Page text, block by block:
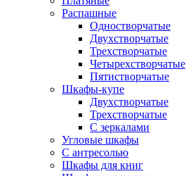
Распашные
Одностворчатые
Двухстворчатые
Трехстворчатые
Четырехстворчатые
Пятистворчатые
Шкафы-купе
Двухстворчатые
Трехстворчатые
С зеркалами
Угловые шкафы
С антресолью
Шкафы для книг